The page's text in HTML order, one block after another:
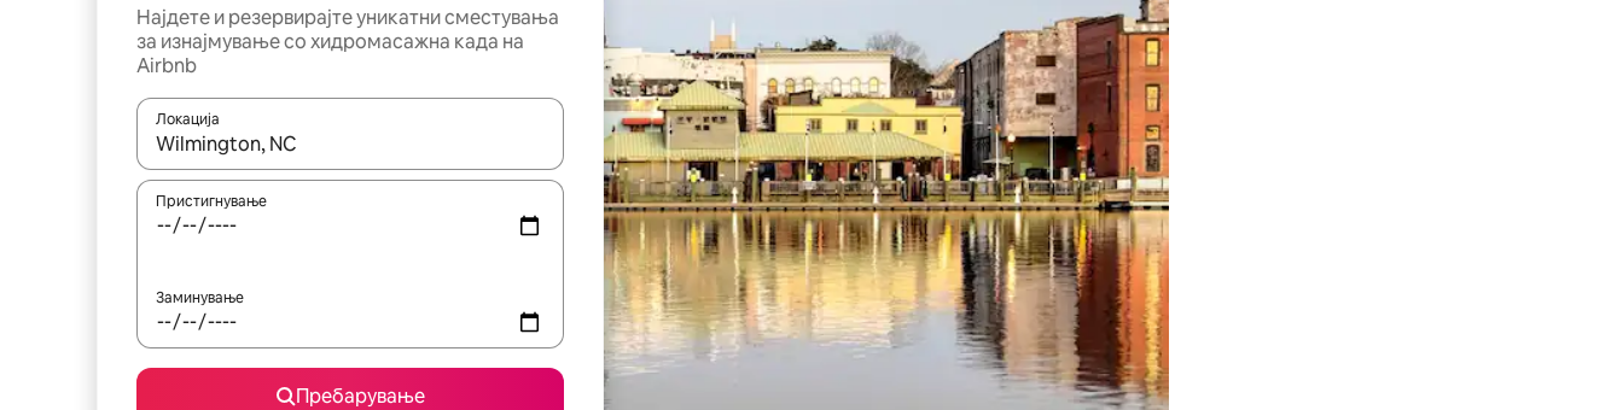
Најдете и резервирајте уникатни сместувања
за изнајмување со хидромасажна када на
Airbnb
Локација
Кога резултатите се достапни, движете се со копчињата со стрелки нагоре и надолу или истражувајте со допирање или со лизгање.
Пристигнување
Заминување
Пребарување